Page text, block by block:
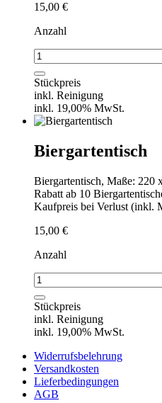
15,00 €
Anzahl
Garderobenständer
Menge
Stückpreis
inkl. Reinigung
inkl. 19,00% MwSt.
Biergartentisch
Biergartentisch, Maße: 220
Rabatt ab 10
Kaufpreis bei Verlust (inkl.
15,00 €
Anzahl
Biergartentisch
Menge
Stückpreis
inkl. Reinigung
inkl. 19,00% MwSt.
Widerrufsbelehrung
Versandkosten
Lieferbedingungen
AGB